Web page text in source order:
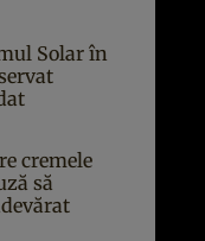
Solar în
cremele
să